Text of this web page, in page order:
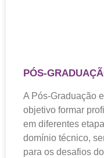
PÓS-
A Pós-Graduação
objetivo formar
em diferentes
domínio técnico,
para os desafios